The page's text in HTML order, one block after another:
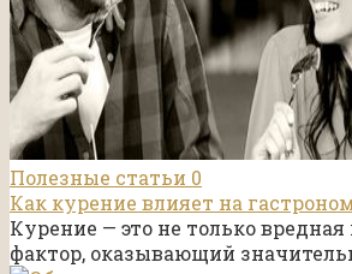
Полезные статьи 0
Как курение влияет на
Курение — это не только
фактор, оказывающий